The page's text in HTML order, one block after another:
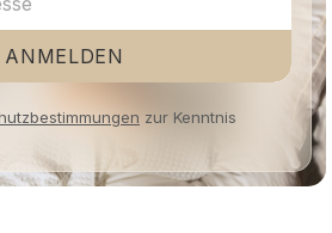
ANMELDEN
zur Kenntnis